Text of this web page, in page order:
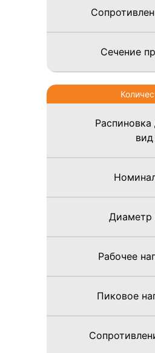
Сечение
Распиновка
Диаметр
Рабочее
Пиковое